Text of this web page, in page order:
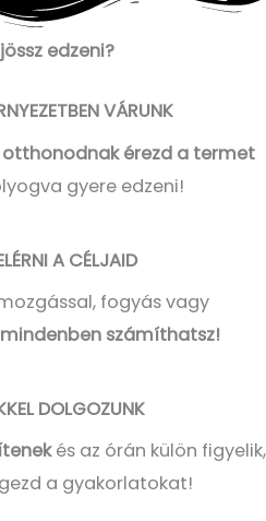
edzeni?
VÁRUNK
érezd a termet
gyere edzeni!
A CÉLJAID
fogyás vagy
számíthatsz!
DOLGOZUNK
és az órán külön figyelik,
a gyakorlatokat!